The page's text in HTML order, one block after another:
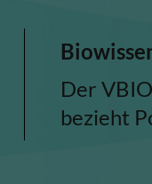
Der
bezieht